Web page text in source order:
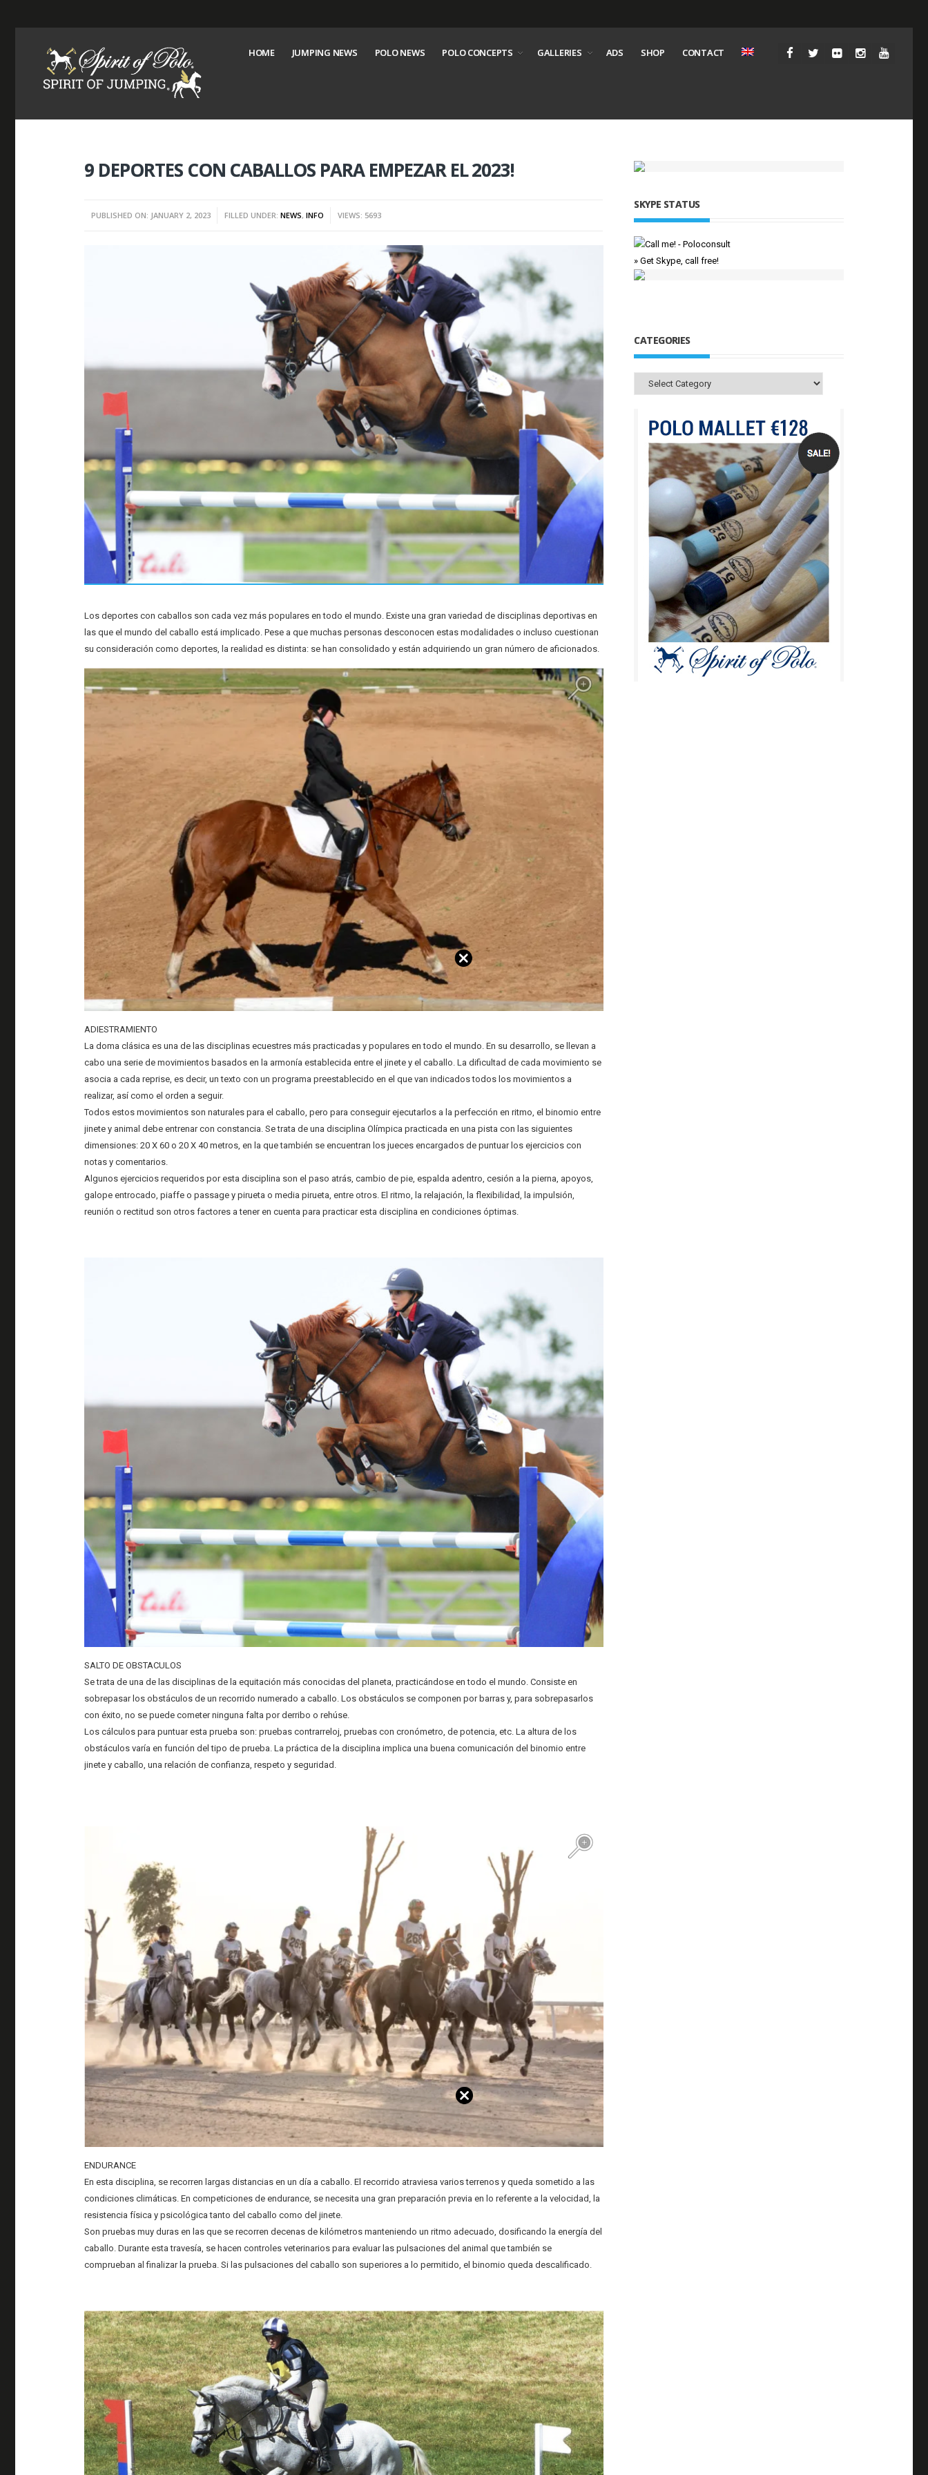
HOME JUMPING NEWS POLO NEWS POLO CONCEPTS GALLERIES ADS SHOP CONTACT
9 DEPORTES CON CABALLOS PARA EMPEZAR EL 2023!
PUBLISHED ON: JANUARY 2, 2023 FILLED UNDER:NEWS,INFO VIEWS: 5693
Los deportes con caballos son cada vez más populares en todo el mundo. Existe una gran variedad de disciplinas deportivas en
las que el mundo del caballo está implicado. Pese a que muchas personas desconocen estas modalidades o incluso cuestionan
su consideración como deportes, la realidad es distinta: se han consolidado y están adquiriendo un gran número de aficionados.
ADIESTRAMIENTO
La doma clásica es una de las disciplinas ecuestres más practicadas y populares en todo el mundo. En su desarrollo, se llevan a
cabo una serie de movimientos basados en la armonía establecida entre el jinete y el caballo. La dificultad de cada movimiento se
asocia a cada reprise, es decir, un texto con un programa preestablecido en el que van indicados todos los movimientos a
realizar, así como el orden a seguir.
Todos estos movimientos son naturales para el caballo, pero para conseguir ejecutarlos a la perfección en ritmo, el binomio entre
jinete y animal debe entrenar con constancia. Se trata de una disciplina Olímpica practicada en una pista con las siguientes
dimensiones: 20 X 60 o 20 X 40 metros, en la que también se encuentran los jueces encargados de puntuar los ejercicios con
notas y comentarios.
Algunos ejercicios requeridos por esta disciplina son el paso atrás, cambio de pie, espalda adentro, cesión a la pierna, apoyos,
galope entrocado, piaffe o passage y pirueta o media pirueta, entre otros. El ritmo, la relajación, la flexibilidad, la impulsión,
reunión o rectitud son otros factores a tener en cuenta para practicar esta disciplina en condiciones óptimas.
SALTO DE OBSTACULOS
Se trata de una de las disciplinas de la equitación más conocidas del planeta, practicándose en todo el mundo. Consiste en
sobrepasar los obstáculos de un recorrido numerado a caballo. Los obstáculos se componen por barras y, para sobrepasarlos
con éxito, no se puede cometer ninguna falta por derribo o rehúse.
Los cálculos para puntuar esta prueba son: pruebas contrarreloj, pruebas con cronómetro, de potencia, etc. La altura de los
obstáculos varía en función del tipo de prueba. La práctica de la disciplina implica una buena comunicación del binomio entre
jinete y caballo, una relación de confianza, respeto y seguridad.
ENDURANCE
En esta disciplina, se recorren largas distancias en un día a caballo. El recorrido atraviesa varios terrenos y queda sometido a las
condiciones climáticas. En competiciones de endurance, se necesita una gran preparación previa en lo referente a la velocidad, la
resistencia física y psicológica tanto del caballo como del jinete.
Son pruebas muy duras en las que se recorren decenas de kilómetros manteniendo un ritmo adecuado, dosificando la energía del
caballo. Durante esta travesía, se hacen controles veterinarios para evaluar las pulsaciones del animal que también se
comprueban al finalizar la prueba. Si las pulsaciones del caballo son superiores a lo permitido, el binomio queda descalificado.
SKYPE STATUS
» Get Skype, call free!
CATEGORIES
Categories